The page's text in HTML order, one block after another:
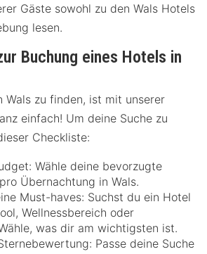
Gäste sowohl zu den Wals Hotels
lesen.
Buchung eines Hotels in
Wals zu finden, ist mit unserer
einfach! Um deine Suche zu
Checkliste:
Wähle deine bevorzugte
Übernachtung in Wals.
Must-haves: Suchst du ein Hotel
Wellnessbereich oder
was dir am wichtigsten ist.
Passe deine Suche